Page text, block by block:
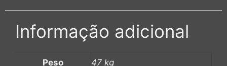
Informação adicional
Peso 47 kg